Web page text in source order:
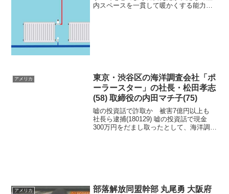
内スペースを一貫して暖かくする能力
アメリカ
東京・渋谷区の海洋調査会社「ポ
ーラースター」の社長・松田孝志
(58) 取締役の内田マチ子(75)
嘘の投資話で詐取か 被害7億円以上も
社長ら逮捕(180129) 嘘の投資話で現金
300万円をだまし取ったとして、海洋調査
アメリカ
部落解放同盟幹部 丸尾勇 大阪府